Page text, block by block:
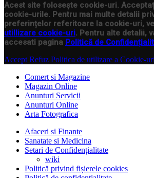
Acest site folosește cookie-uri.
cookie-urile. Pentru mai multe detalii
preferințelor referitoare la cookie-uri,
utillizare cookie-uri. Pentru alte detalii,
accesati pagina Politică de
Accept Refuz Politica de utilizare a Cookie-
Comert si Magazine
Magazin Online
Anunturi Servicii
Anunturi Online
Arta Fotografica
Afaceri si Finante
Sanatate si Medicina
Setari de Confidențialitate
wiki
Politică privind fișierele cookies